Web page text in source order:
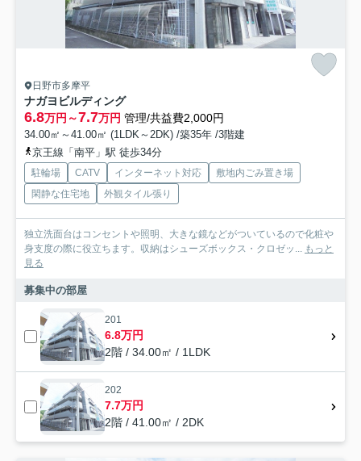
日野市多摩平
ナガヨビルディング
6.8万円～7.7万円 管理/共益費2,000円
34.00㎡～41.00㎡ (1LDK～2DK) /築35年 /3階建
京王線「南平」駅 徒歩34分
駐輪場 CATV インターネット対応
敷地内ごみ置き場
閑静な住宅地
外観タイル張り
独立洗面台はコンセントや照明、大きな鏡などがついているので化粧や
身支度の際に役立ちます。収納はシューズボックス・クロゼッ... もっと
見る
募集中の部屋
201
6.8万円
2階 / 34.00㎡ / 1LDK
202
7.7万円
2階 / 41.00㎡ / 2DK